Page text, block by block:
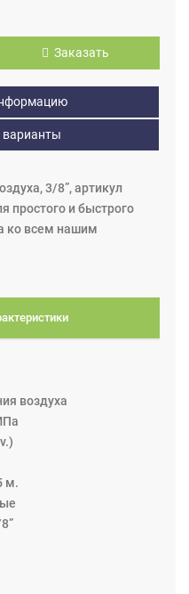
Заказать
варианты
3/8”, артикул
простого и быстрого
ко всем нашим
воздуха
м.